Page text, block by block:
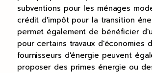
subventions pour les ménages
crédit d'impôt pour la transition
permet également de bénéficier
pour certains travaux d'économies
fournisseurs d'énergie peuvent
proposer des primes énergie ou